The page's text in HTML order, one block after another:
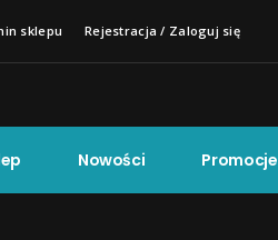
sklepu Rejestracja / Zaloguj się
Nowości Promocje